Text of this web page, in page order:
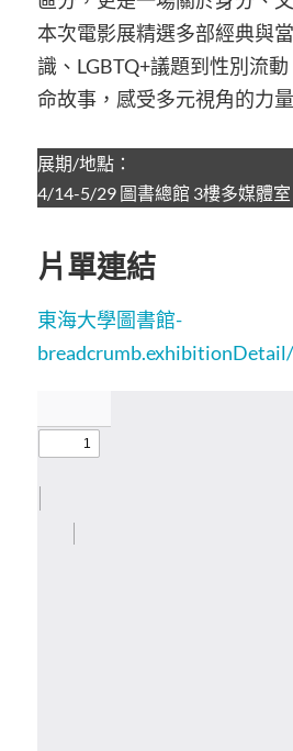
本次電影展精選多部經典與
識、LGBTQ+議題到性別流
命故事，感受多元視角的力量
展期/地點：
4/14-5/29 圖書總館 3樓多媒體室
片單連結
東海大學圖書館-